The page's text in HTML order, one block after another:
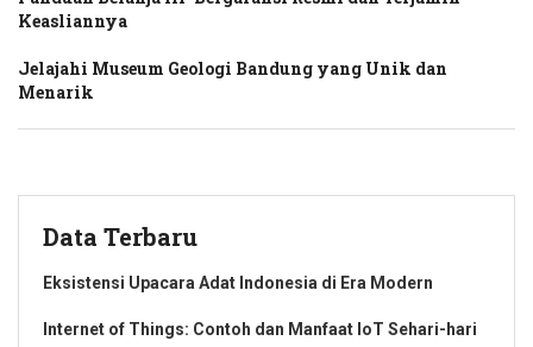
Keasliannya
Jelajahi Museum Geologi Bandung yang Unik dan
Menarik
Data Terbaru
Eksistensi Upacara Adat Indonesia di Era Modern
Internet of Things: Contoh dan Manfaat IoT Sehari-hari